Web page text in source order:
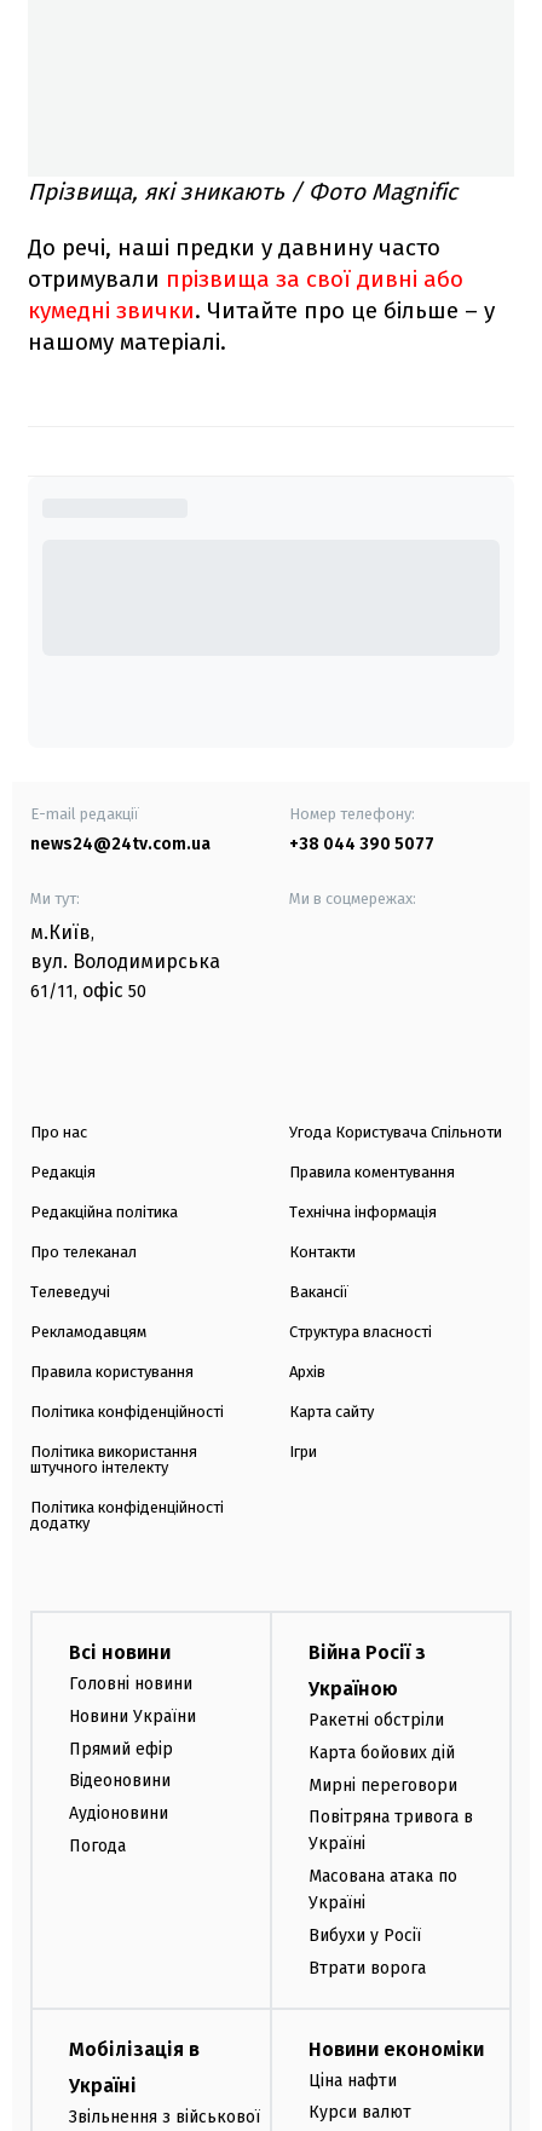
Прізвища, які зникають / Фото Magnific
До речі, наші предки у давнину часто
отримували прізвища за свої дивні або
кумедні звички. Читайте про це більше – у
нашому матеріалі.
E-mail редакції
news24@24tv.com.ua
Номер телефону:
+38 044 390 5077
Ми тут:
м.Київ,
вул. Володимирська
61/11, офіс 50
Ми в соцмережах:
Про нас
Редакція
Редакційна політика
Про телеканал
Телеведучі
Рекламодавцям
Правила користування
Політика конфіденційності
Політика використання
штучного інтелекту
Політика конфіденційності
додатку
Угода Користувача Спільноти
Правила коментування
Технічна інформація
Контакти
Вакансії
Структура власності
Архів
Карта сайту
Ігри
Всі новини
Головні новини
Новини України
Прямий ефір
Відеоновини
Аудіоновини
Погода
Війна Росії з
Україною
Ракетні обстріли
Карта бойових дій
Мирні переговори
Повітряна тривога в
Україні
Масована атака по
Україні
Вибухи у Росії
Втрати ворога
Мобілізація в
Україні
Звільнення з військової
Новини економіки
Ціна нафти
Курси валют